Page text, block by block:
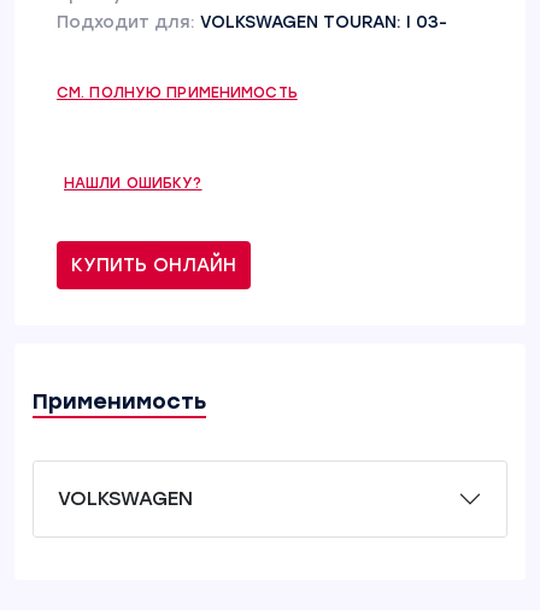
Подходит для: VOLKSWAGEN TOURAN: I 03-
СМ. ПОЛНУЮ ПРИМЕНИМОСТЬ
НАШЛИ ОШИБКУ?
КУПИТЬ ОНЛАЙН
Применимость
VOLKSWAGEN